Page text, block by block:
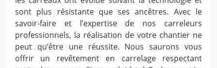
sont plus résistante que ses ancêtres. Avec le
savoir-faire et l’expertise de nos carreleurs
professionnels, la réalisation de votre chantier ne
peut qu’être une réussite. Nous saurons vous
offrir un revêtement en carrelage respectant